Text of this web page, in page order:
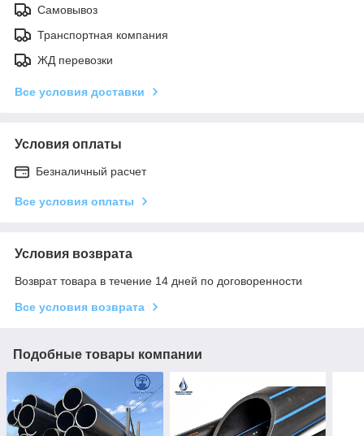
Самовывоз
Транспортная компания
ЖД перевозки
Все условия доставки
Условия оплаты
Безналичный расчет
Все условия оплаты
Условия возврата
Возврат товара в течение 14 дней по договоренности
Все условия возврата
Подобные товары компании